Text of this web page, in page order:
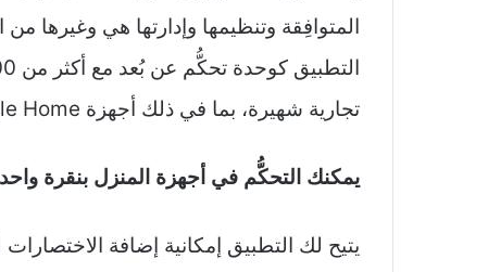
المتوافِقة وتنظيمها وإدارتها هي
تجارية شهيرة، بما في ذلك أجهزة Google Home وChromecast التي تعرفها وتفضّلها.
يمكنك التحكُّم في أجهزة المنزل بنقرة
يتيح لك التطبيق إمكانية إضافة